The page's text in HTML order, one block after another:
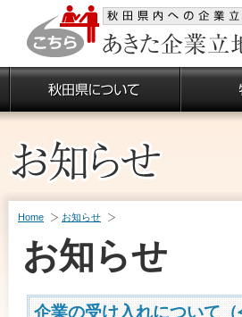
Home お知らせ
お知らせ
企業の受け入れについて